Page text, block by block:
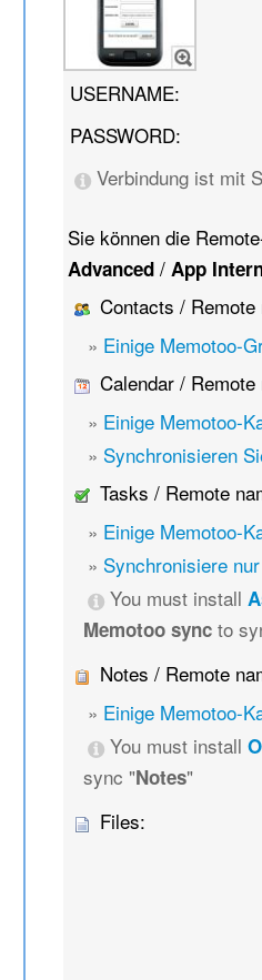
USERNAME:
PASSWORD:
Verbindung ist mit
Sie können die
Advanced /App
Contacts / Remote
» Einige Memotoo-
Calendar / Remote
» Einige Memotoo-
» Synchronisieren
Tasks / Remote
» Einige Memotoo-
» Synchronisiere
You must install
Memotoo sync to
Notes / Remote
» Einige Memotoo-
You must install
sync "Notes"
Files: